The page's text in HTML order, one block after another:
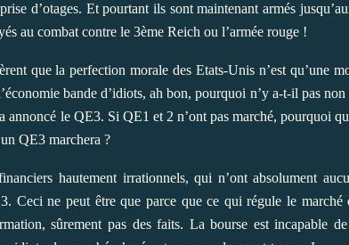
d’otages. Et pourtant ils sont maintenant armés
au combat contre le 3ème Reich ou l’armée rouge !
que la perfection morale des Etats-Unis n’est qu’une
bande d’idiots, ah bon, pourquoi n’y a-t-il pas
annoncé le QE3. Si QE1 et 2 n’ont pas marché, pourquoi
QE3 marchera ?
hautement irrationnels, qui n’ont absolument
Ceci ne peut être que parce que ce qui régule le marché
sûrement pas des faits. La bourse est incapable